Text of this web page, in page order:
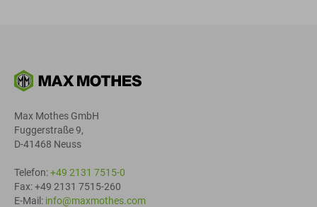
Max Mothes GmbH
Fuggerstraße 9,
D-41468 Neuss
Telefon:+49 2131 7515-0
Fax: +49 2131 7515-260
E-Mail: info@maxmothes.com